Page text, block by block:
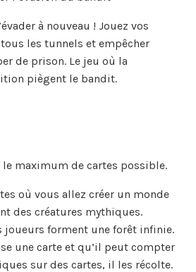
à nouveau ! Jouez vos
les tunnels et empêcher
de prison. Le jeu où la
piègent le bandit.
le maximum de cartes possible.
où vous allez créer un monde
des créatures mythiques.
joueurs forment une forêt infinie.
une carte et qu’il peut compter
sur des cartes, il les récolte.